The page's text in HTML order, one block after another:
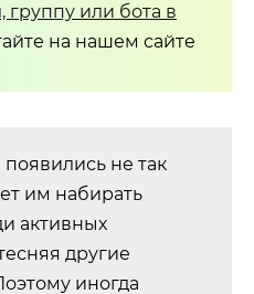
группу или бота в
на нашем сайте
не так
им набирать
активных
другие
иногда